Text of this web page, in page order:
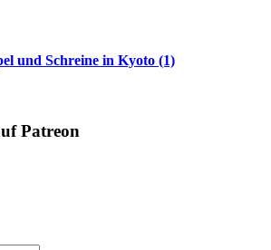
und Schreine in Kyoto (1)
Patreon